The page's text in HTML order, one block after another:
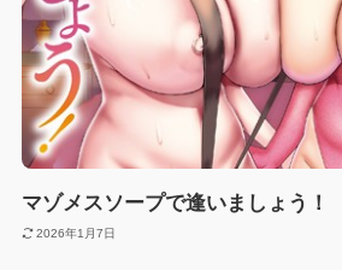
マゾメスソープで逢いましょう！
2026年1月7日